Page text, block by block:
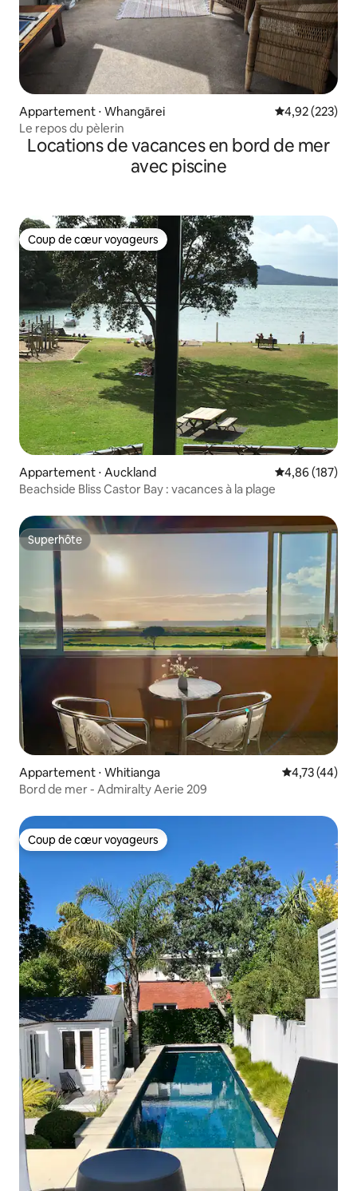
Appartement ⋅ Whangārei Évaluation
4,92 (223)
Le repos du pèlerin
Locations de vacances en bord de mer
avec piscine
Coup de cœur voyageurs
Coup de cœur voyageurs
Appartement ⋅ Auckland Évaluation
4,86 (187)
Beachside Bliss Castor Bay : vacances à la plage
Superhôte
Superhôte
Appartement ⋅ Whitianga Évaluation
4,73 (44)
Bord de mer - Admiralty Aerie 209
Coup de cœur voyageurs
Coup de cœur voyageurs